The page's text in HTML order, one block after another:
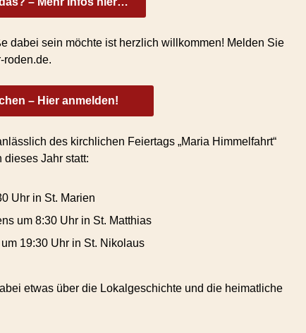
dabei sein möchte ist herzlich willkommen! Melden Sie
roden.de.
– Hier anmelden!
des kirchlichen Feiertags „Maria Himmelfahrt“
dieses Jahr statt:
Uhr in St. Marien
um 8:30 Uhr in St. Matthias
19:30 Uhr in St. Nikolaus
etwas über die Lokalgeschichte und die heimatliche